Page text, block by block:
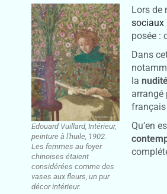
Edouard Vuillard, Intérieur,
peinture à l'huile, 1902.
Les femmes au foyer
chinoises étaient
considérées comme des
vases aux fleurs, un pur
décor intérieur.
Lors de
sociaux
posée :
Dans
la
arrangé
Qu’en